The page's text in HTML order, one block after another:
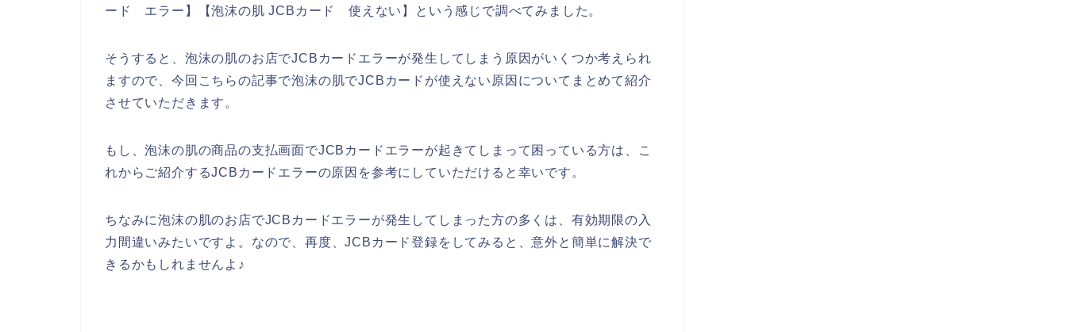
ード エラー】【泡沫の肌 JCBカード 使えない】という感じで調べてみました。
そうすると、泡沫の肌のお店でJCBカードエラーが発生してしまう原因がいくつか考えられ
ますので、今回こちらの記事で泡沫の肌でJCBカードが使えない原因についてまとめて紹介
させていただきます。
もし、泡沫の肌の商品の支払画面でJCBカードエラーが起きてしまって困っている方は、こ
れからご紹介するJCBカードエラーの原因を参考にしていただけると幸いです。
ちなみに泡沫の肌のお店でJCBカードエラーが発生してしまった方の多くは、有効期限の入
力間違いみたいですよ。なので、再度、JCBカード登録をしてみると、意外と簡単に解決で
きるかもしれませんよ♪